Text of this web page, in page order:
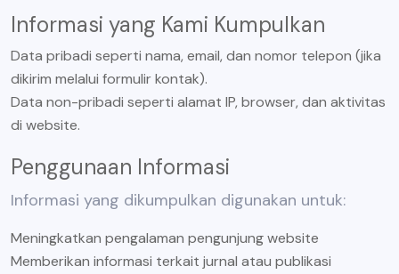
Informasi yang Kami Kumpulkan
Data pribadi seperti nama, email, dan nomor telepon (jika
dikirim melalui formulir kontak).
Data non-pribadi seperti alamat IP, browser, dan aktivitas
di website.
Penggunaan Informasi
Informasi yang dikumpulkan digunakan untuk:
Meningkatkan pengalaman pengunjung website
Memberikan informasi terkait jurnal atau publikasi